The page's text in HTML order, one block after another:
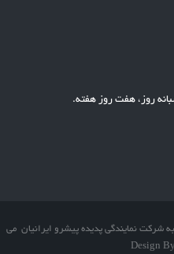
شرکت نمایندگی پدیده پیشرو ایرانیان می